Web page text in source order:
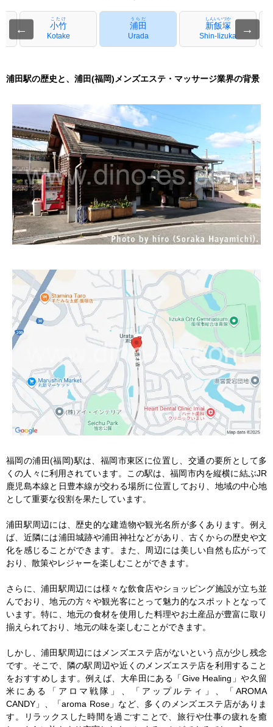
← 小竹
こたけ
Kotake
浦田
うらだ
Urada
新飯塚
しんいいづか
Shin-Iizuka
→
浦田駅の歴史と、浦田(福岡)メンズエステ・マッサージ業界の背景
福岡の浦田(福岡)駅は、福岡市東区に位置し、交通の要所として多
くの人々に利用されています。この駅は、福岡市内を縦横に結ぶJR
鹿児島本線と日豊本線が交わる場所に位置しており、地域の中心地
として重要な役割を果たしています。
浦田駅周辺には、歴史的な建造物や観光名所が多くあります。例え
ば、近隣には浦田城跡や浦田神社などがあり、古くからの歴史や文
化を感じることができます。また、周辺には美しい自然も広がって
おり、散策やレジャーを楽しむことができます。
さらに、浦田駅周辺には様々な飲食店やショッピング施設が立ち並
んでおり、地元の方々や観光客にとって魅力的なスポットとなって
います。特に、地元の食材を使用した料理やお土産品が豊富に取り
揃えられており、地元の味を楽しむことができます。
しかし、浦田駅周辺にはメンズエステ店がないという点が少し残念
です。そこで、隣の駅周辺や近くのメンズエステ店を利用すること
をおすすめします。例えば、大牟田にある「Give Healing」や久留
米にある「アロマ戦隊」、「アップルティ」、「AROMA
CANDY」、「aroma Rose」など、多くのメンズエステ店がありま
す。リラックスした時間を過ごすことで、旅行や仕事の疲れを癒